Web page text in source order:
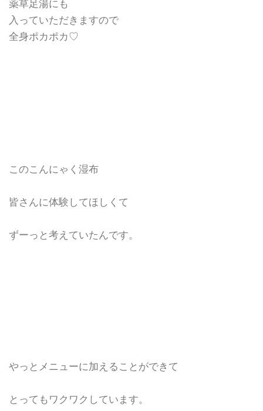
薬草足湯にも
入っていただきますので
全身ポカポカ♡
このこんにゃく湿布
皆さんに体験してほしくて
ずーっと考えていたんです。
やっとメニューに加えることができて
とってもワクワクしています。